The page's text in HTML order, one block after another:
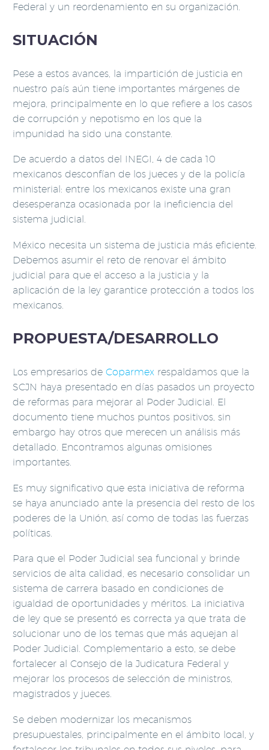
Federal y un reordenamiento en su organización.
SITUACIÓN
Pese a estos avances, la impartición de justicia en
nuestro país aún tiene importantes márgenes de
mejora, principalmente en lo que refiere a los casos
de corrupción y nepotismo en los que la
impunidad ha sido una constante.
De acuerdo a datos del INEGI, 4 de cada 10
mexicanos desconfían de los jueces y de la policía
ministerial: entre los mexicanos existe una gran
desesperanza ocasionada por la ineficiencia del
sistema judicial.
México necesita un sistema de justicia más eficiente.
Debemos asumir el reto de renovar el ámbito
judicial para que el acceso a la justicia y la
aplicación de la ley garantice protección a todos los
mexicanos.
PROPUESTA/DESARROLLO
Los empresarios de Coparmex respaldamos que la
SCJN haya presentado en días pasados un proyecto
de reformas para mejorar al Poder Judicial. El
documento tiene muchos puntos positivos, sin
embargo hay otros que merecen un análisis más
detallado. Encontramos algunas omisiones
importantes.
Es muy significativo que esta iniciativa de reforma
se haya anunciado ante la presencia del resto de los
poderes de la Unión, así como de todas las fuerzas
políticas.
Para que el Poder Judicial sea funcional y brinde
servicios de alta calidad, es necesario consolidar un
sistema de carrera basado en condiciones de
igualdad de oportunidades y méritos. La iniciativa
de ley que se presentó es correcta ya que trata de
solucionar uno de los temas que más aquejan al
Poder Judicial. Complementario a esto, se debe
fortalecer al Consejo de la Judicatura Federal y
mejorar los procesos de selección de ministros,
magistrados y jueces.
Se deben modernizar los mecanismos
presupuestales, principalmente en el ámbito local, y